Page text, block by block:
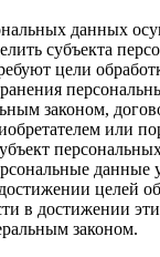
данных
субъекта
цели
законом,
или
данные
целей
в достижении
законом.